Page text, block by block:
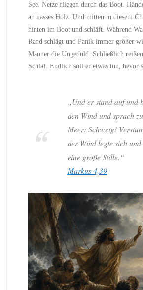
See. Netze fliegen durch das Boot.
an nasses Holz. Und mitten in diesem
hinten im Boot und schläft. Während
Rand schlägt und Panik immer größer
Männer die Ungeduld. Schließlich
Schlaf. Endlich soll er etwas tun, bevor
„Und er stand auf und
den Wind und sprach
Meer: Schweig!
der Wind legte sich und
eine große Stille.“
Markus 4,39